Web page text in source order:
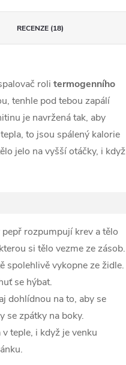
RECENZE (18)
roli termogenního
tenhle pod tebou zapálí
je navržená tak, aby
to jsou spálený kalorie
jelo na vyšší otáčky, i když
pepř rozpumpují krev a tělo
si tělo vezme ze zásob.
spolehlivě vykopne ze židle.
se hýbat.
dohlídnou na to, aby se
se zpátky na boky.
teple, i když je venku